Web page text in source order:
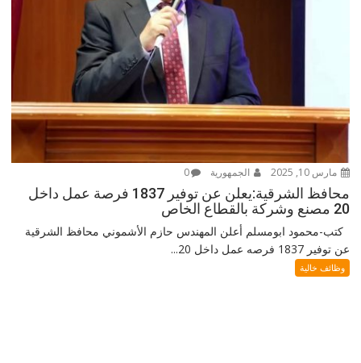
مارس 10, 2025 الجمهورية 0
محافظ الشرقية:يعلن عن توفير 1837 فرصة عمل داخل
20 مصنع وشركة بالقطاع الخاص
كتب-محمود ابومسلم أعلن المهندس حازم الأشموني محافظ الشرقية
عن توفير 1837 فرصه عمل داخل 20...
وظائف خالية